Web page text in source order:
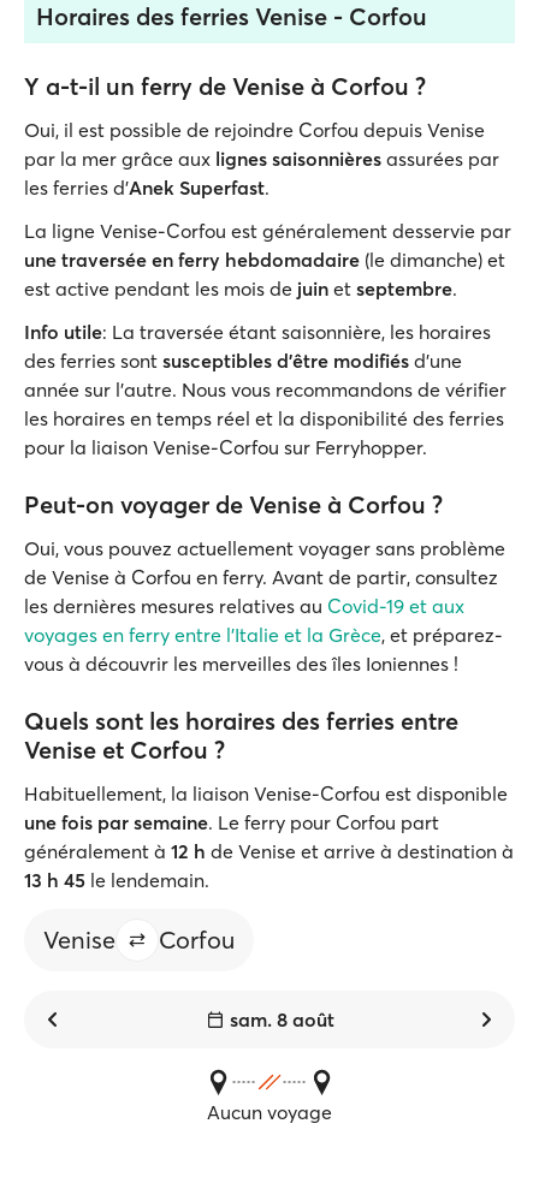
Horaires des ferries Venise - Corfou
Y a-t-il un ferry de Venise à Corfou ?
Oui, il est possible de rejoindre Corfou depuis Venise
par la mer grâce aux lignes saisonnières assurées par
les ferries d’Anek Superfast.
La ligne Venise-Corfou est généralement desservie par
une traversée en ferry hebdomadaire (le dimanche) et
est active pendant les mois de juin et septembre.
Info utile: La traversée étant saisonnière, les horaires
des ferries sont susceptibles d'être modifiés d'une
année sur l'autre. Nous vous recommandons de vérifier
les horaires en temps réel et la disponibilité des ferries
pour la liaison Venise-Corfou sur Ferryhopper.
Peut-on voyager de Venise à Corfou ?
Oui, vous pouvez actuellement voyager sans problème
de Venise à Corfou en ferry. Avant de partir, consultez
les dernières mesures relatives au Covid-19 et aux
voyages en ferry entre l'Italie et la Grèce, et préparez-
vous à découvrir les merveilles des îles Ioniennes !
Quels sont les horaires des ferries entre
Venise et Corfou ?
Habituellement, la liaison Venise-Corfou est disponible
une fois par semaine. Le ferry pour Corfou part
généralement à 12 h de Venise et arrive à destination à
13 h 45 le lendemain.
Venise Corfou
sam. 8 août
Aucun voyage